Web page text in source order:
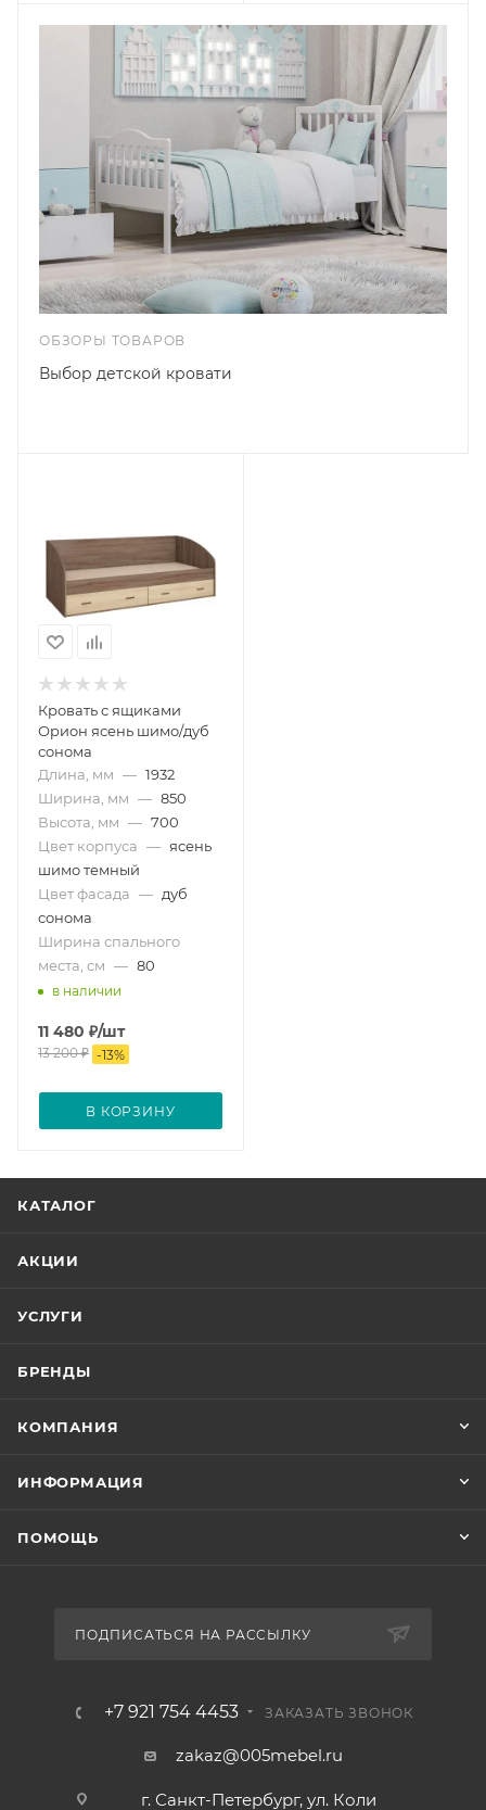
ОБЗОРЫ ТОВАРОВ
Выбор детской кровати
Кровать с ящиками
Орион ясень шимо/дуб
сонома
Длина, мм — 1932
Ширина, мм — 850
Высота, мм — 700
Цвет корпуса — ясень
шимо темный
Цвет фасада — дуб
сонома
Ширина спального
места, см — 80
в наличии
11 480 ₽/шт
13 200₽ -13%
В КОРЗИНУ
КАТАЛОГ
АКЦИИ
УСЛУГИ
БРЕНДЫ
КОМПАНИЯ
ИНФОРМАЦИЯ
ПОМОЩЬ
ПОДПИСАТЬСЯ НА РАССЫЛКУ
+7 921 754 4453 ЗАКАЗАТЬ ЗВОНОК
zakaz@005mebel.ru
г. Санкт-Петербург, ул. Коли